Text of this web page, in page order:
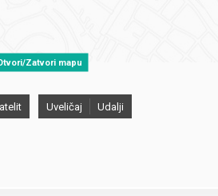
Zatvori mapu
Uveličaj Udalji